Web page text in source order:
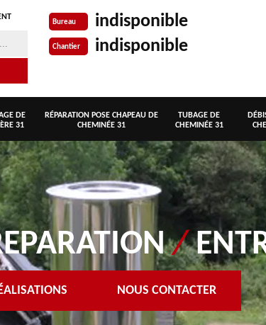
Bureau indisponible
Chantier indisponible
DE
31
RÉPARATION POSE CHAPEAU DE
CHEMINÉE 31
TUBAGE DE
CHEMINÉE 31
/
NOUS CONTACTER